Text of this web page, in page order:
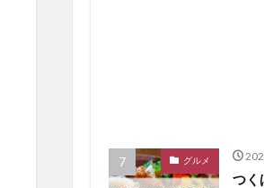
グルメ
つく